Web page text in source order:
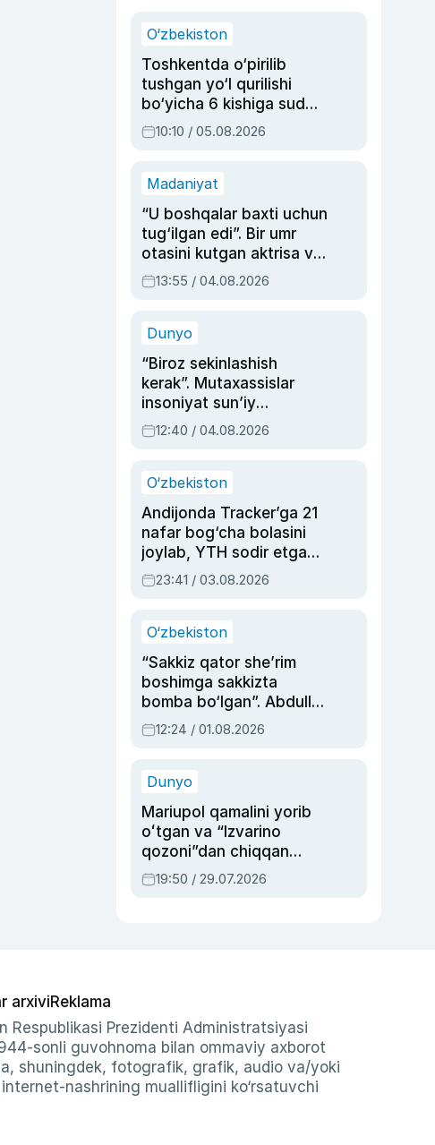
O‘zbekiston
Toshkentda o‘pirilib
tushgan yo‘l qurilishi
bo‘yicha 6 kishiga sud
hukmi o‘qildi
10:10 / 05.08.2026
Madaniyat
“U boshqalar baxti uchun
tug‘ilgan edi”. Bir umr
otasini kutgan aktrisa va
dublyaj ustasi Rimma
Ahmedovaning
13:55 / 04.08.2026
Dunyo
“Biroz sekinlashish
kerak”. Mutaxassislar
insoniyat sun’iy
intellektni boshqara
olmay qolishidan xavotir
12:40 / 04.08.2026
O‘zbekiston
Andijonda Tracker’ga 21
nafar bog‘cha bolasini
joylab, YTH sodir etgan
ayolga sud hukmi o‘qildi
23:41 / 03.08.2026
O‘zbekiston
“Sakkiz qator she’rim
boshimga sakkizta
bomba bo‘lgan”. Abdulla
Oripovni siyosiy
ayblovlardan asrab
12:24 / 01.08.2026
Dunyo
Mariupol qamalini yorib
oʻtgan va “Izvarino
qozoni”dan chiqqan
qahramon — Ukraina
armiyasi bosh
19:50 / 29.07.2026
arxiviReklama
Respublikasi Prezidenti Administratsiyasi
sonli guvohnoma bilan ommaviy axborot
shuningdek, fotografik, grafik, audio va/yoki
nashrining muallifligini ko‘rsatuvchi